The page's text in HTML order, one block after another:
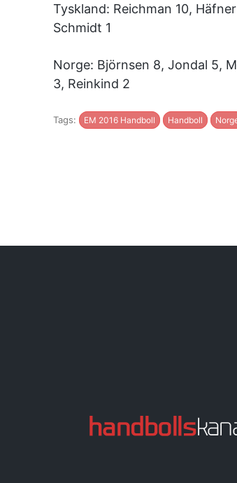
Tyskland: Reichman 10,
Schmidt 1
Norge: Björnsen 8, Jondal 5,
3, Reinkind 2
Tags: EM 2016 Handboll Handboll